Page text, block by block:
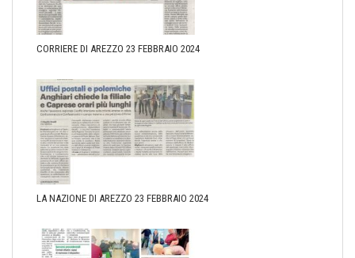
CORRIERE DI AREZZO 23 FEBBRAIO 2024
LA NAZIONE DI AREZZO 23 FEBBRAIO 2024